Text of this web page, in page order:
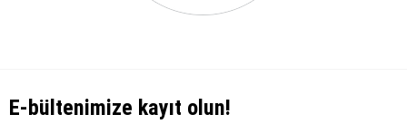
E-bültenimize kayıt olun!